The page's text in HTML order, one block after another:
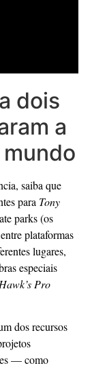
dois
a
saiba que
para Tony
parks (os
plataformas
lugares,
especiais
Pro
dos recursos
— como